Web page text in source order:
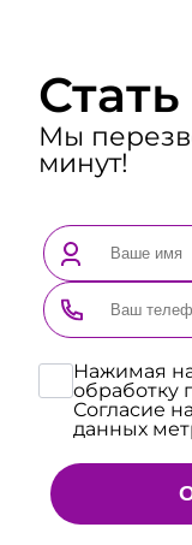
Мы
минут!
Нажимая
обработку
Согласие
данных